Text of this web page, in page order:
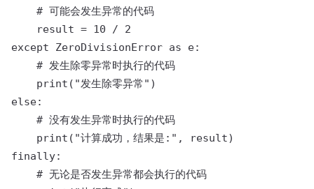
    # 可能会发生异常的代码
    result = 10 / 2
except ZeroDivisionError as e:
    # 发生除零异常时执行的代码
    print("发生除零异常")
else:
    # 没有发生异常时执行的代码
    print("计算成功，结果是:", result)
finally:
    # 无论是否发生异常都会执行的代码